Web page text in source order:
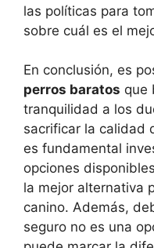
las políticas para
sobre cuál es el
En conclusión, es
perros baratos que
tranquilidad a los
sacrificar la calidad
es fundamental
opciones
la mejor alternativa
canino. Además,
seguro no es una